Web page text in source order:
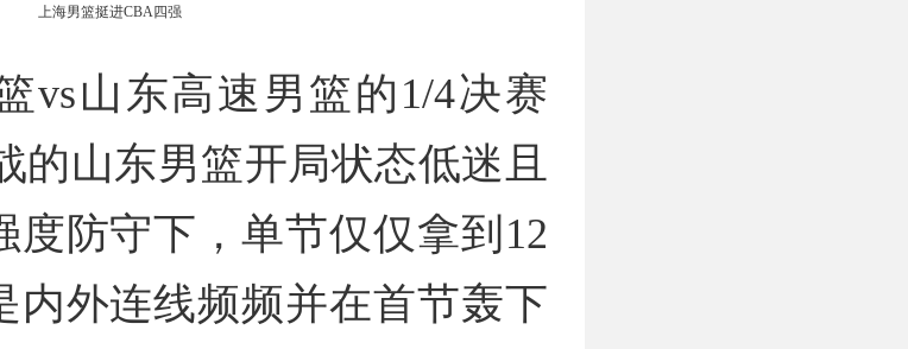
上海男篮挺进CBA四强
vs山东高速男篮的1/4决赛
的山东男篮开局状态低迷且
度防守下，单节仅仅拿到12
内外连线频频并在首节轰下